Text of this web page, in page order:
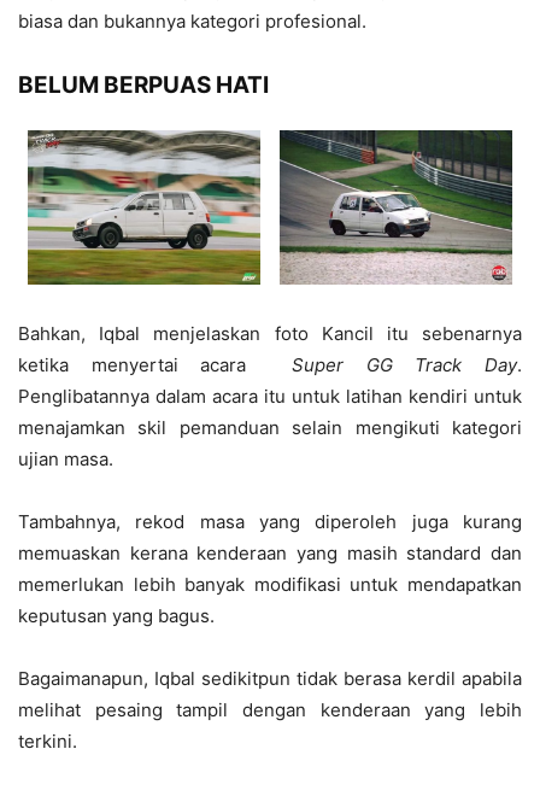
biasa dan bukannya kategori profesional.
BELUM BERPUAS HATI
Bahkan, Iqbal menjelaskan foto Kancil itu sebenarnya
ketika menyertai acara Super GG Track Day.
Penglibatannya dalam acara itu untuk latihan kendiri untuk
menajamkan skil pemanduan selain mengikuti kategori
ujian masa.
Tambahnya, rekod masa yang diperoleh juga kurang
memuaskan kerana kenderaan yang masih standard dan
memerlukan lebih banyak modifikasi untuk mendapatkan
keputusan yang bagus.
Bagaimanapun, Iqbal sedikitpun tidak berasa kerdil apabila
melihat pesaing tampil dengan kenderaan yang lebih
terkini.